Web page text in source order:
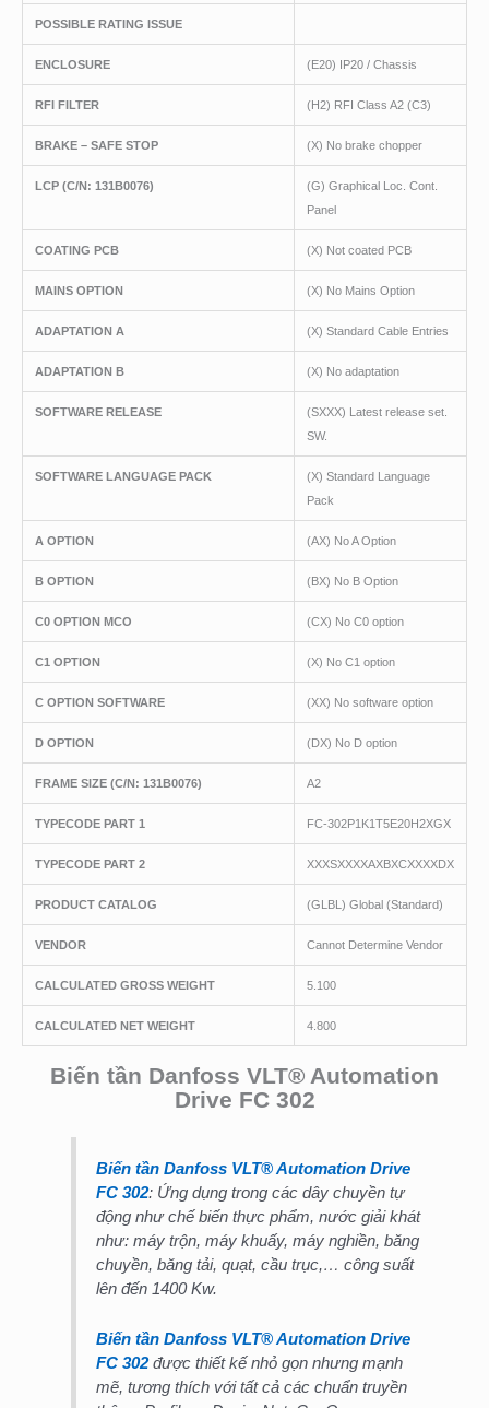
POSSIBLE RATING ISSUE
ENCLOSURE (E20) IP20 / Chassis
RFI FILTER (H2) RFI Class A2 (C3)
BRAKE – SAFE STOP (X) No brake chopper
LCP (C/N: 131B0076)
(G) Graphical Loc. Cont.
Panel
COATING PCB (X) Not coated PCB
MAINS OPTION (X) No Mains Option
ADAPTATION A (X) Standard Cable Entries
ADAPTATION B (X) No adaptation
SOFTWARE RELEASE
(SXXX) Latest release set.
SW.
SOFTWARE LANGUAGE PACK
(X) Standard Language
Pack
A OPTION (AX) No A Option
B OPTION (BX) No B Option
C0 OPTION MCO (CX) No C0 option
C1 OPTION (X) No C1 option
C OPTION SOFTWARE (XX) No software option
D OPTION (DX) No D option
FRAME SIZE (C/N: 131B0076) A2
TYPECODE PART 1 FC-302P1K1T5E20H2XGX
TYPECODE PART 2 XXXSXXXXAXBXCXXXXDX
PRODUCT CATALOG (GLBL) Global (Standard)
VENDOR Cannot Determine Vendor
CALCULATED GROSS WEIGHT 5.100
CALCULATED NET WEIGHT 4.800
Biến tần Danfoss VLT® Automation
Drive FC 302
Biến tần Danfoss VLT® Automation Drive
FC 302: Ứng dụng trong các dây chuyền tự
động như chế biến thực phẩm, nước giải khát
như: máy trộn, máy khuấy, máy nghiền, băng
chuyền, băng tải, quạt, cầu trục,… công suất
lên đến 1400 Kw.
Biến tần Danfoss VLT® Automation Drive
FC 302được thiết kế nhỏ gọn nhưng mạnh
mẽ, tương thích với tất cả các chuẩn truyền